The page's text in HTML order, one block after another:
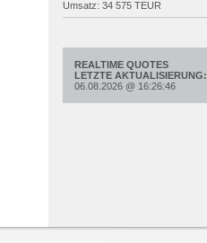
Umsatz: 34 575 TEUR
REALTIME QUOTES
LETZTE AKTUALISIERUNG:
06.08.2026 @ 16:26:46